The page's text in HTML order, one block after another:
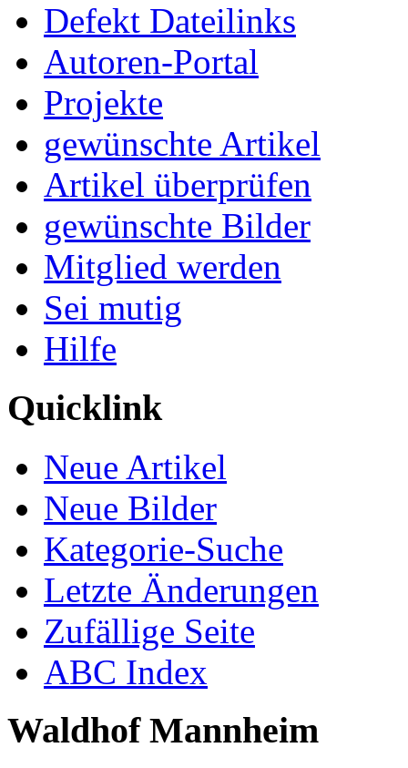
Defekt Dateilinks
Autoren-Portal
Projekte
gewünschte Artikel
Artikel überprüfen
gewünschte Bilder
Mitglied werden
Sei mutig
Hilfe
Quicklink
Neue Artikel
Neue Bilder
Kategorie-Suche
Letzte Änderungen
Zufällige Seite
ABC Index
Waldhof Mannheim